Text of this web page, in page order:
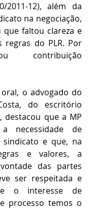
2011-12), além da
na negociação,
que faltou clareza e
regras do PLR. Por
contribuição
o advogado do
do escritório
destacou que a MP
necessidade de
sindicato e que, na
e valores, a
das partes
ser respeitada e
o interesse de
processo temos o